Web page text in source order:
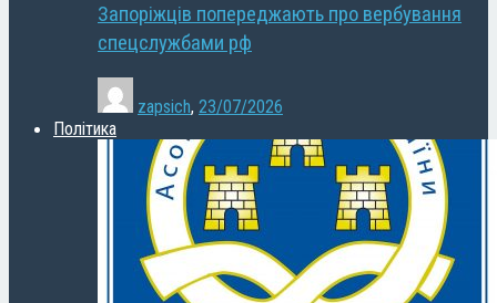
Запоріжців попереджають про вербування
спецслужбами рф
zapsich, 23/07/2026
Політика